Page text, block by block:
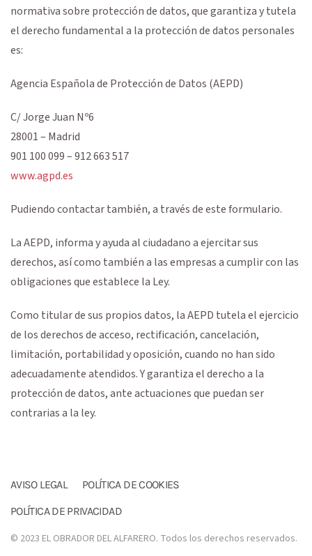
normativa sobre protección de datos, que garantiza y tutela
el derecho fundamental a la protección de datos personales
es:
Agencia Española de Protección de Datos (AEPD)
C/ Jorge Juan Nº6
28001 – Madrid
901 100 099 – 912 663 517
www.agpd.es
Pudiendo contactar también, a través de este formulario.
La AEPD, informa y ayuda al ciudadano a ejercitar sus
derechos, así como también a las empresas a cumplir con las
obligaciones que establece la Ley.
Como titular de sus propios datos, la AEPD tutela el ejercicio
de los derechos de acceso, rectificación, cancelación,
limitación, portabilidad y oposición, cuando no han sido
adecuadamente atendidos. Y garantiza el derecho a la
protección de datos, ante actuaciones que puedan ser
contrarias a la ley.
AVISO LEGAL
POLÍTICA DE COOKIES
POLÍTICA DE PRIVACIDAD
© 2023 EL OBRADOR DEL ALFARERO. Todos los derechos reservados.